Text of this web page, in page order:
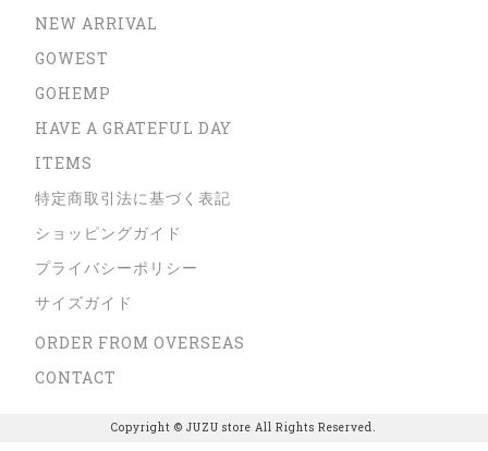
NEW ARRIVAL
GOWEST
GOHEMP
HAVE A GRATEFUL DAY
ITEMS
特定商取引法に基づく表記
ショッピングガイド
プライバシーポリシー
サイズガイド
ORDER FROM OVERSEAS
CONTACT
Copyright © JUZU store All Rights Reserved.